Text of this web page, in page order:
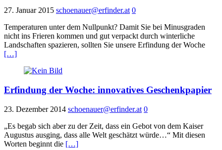
27. Januar 2015 schoenauer@erfinder.at 0
Temperaturen unter dem Nullpunkt? Damit Sie bei Minusgraden
nicht ins Frieren kommen und gut verpackt durch winterliche
Landschaften spazieren, sollten Sie unsere Erfindung der Woche
[…]
Erfindung der Woche: innovatives Geschenkpapier
23. Dezember 2014 schoenauer@erfinder.at 0
„Es begab sich aber zu der Zeit, dass ein Gebot von dem Kaiser
Augustus ausging, dass alle Welt geschätzt würde…“ Mit diesen
Worten beginnt die […]